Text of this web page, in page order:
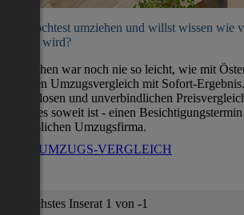
Du möchtest umziehen und willst wissen wie
kosten wird?
Umziehen war noch nie so leicht, wie mit
direkten Umzugsvergleich mit Sofort-
kostenlosen und unverbindlichen
wenn es soweit ist - einen
verlässlichen Umzugsfirma.
ZUM UMZUGS-VERGLEICH
Nächstes Inserat 1 von -1